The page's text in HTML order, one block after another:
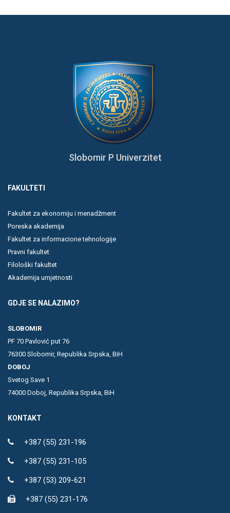
Slobomir P Univerzitet
FAKULTETI
Fakultet za ekonomiju i menadžment
Poreska akademija
Fakultet za informacione tehnologije
Pravni fakultet
Filološki fakultet
Akademija umjetnosti
GDJE SE NALAZIMO?
SLOBOMIR
PF 70 Pavlović put 76
76300 Slobomir, Republika Srpska, BiH
DOBOJ
Svetog Save 1
74000 Doboj, Republika Srpska, BiH
KONTAKT
+387 (55) 231-196
+387 (55) 231-105
+387 (53) 209-621
+387 (55) 231-176